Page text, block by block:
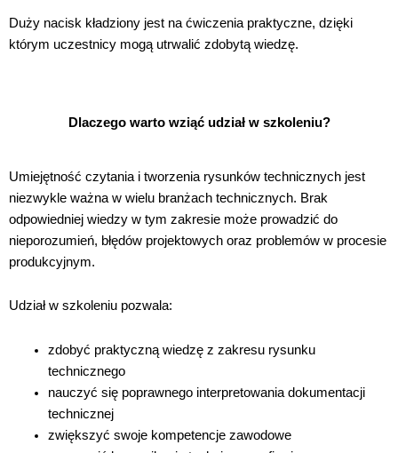
Duży nacisk kładziony jest na ćwiczenia praktyczne, dzięki
którym uczestnicy mogą utrwalić zdobytą wiedzę.
Dlaczego warto wziąć udział w szkoleniu?
Umiejętność czytania i tworzenia rysunków technicznych jest
niezwykle ważna w wielu branżach technicznych. Brak
odpowiedniej wiedzy w tym zakresie może prowadzić do
nieporozumień, błędów projektowych oraz problemów w procesie
produkcyjnym.
Udział w szkoleniu pozwala:
zdobyć praktyczną wiedzę z zakresu rysunku
technicznego
nauczyć się poprawnego interpretowania dokumentacji
technicznej
zwiększyć swoje kompetencje zawodowe